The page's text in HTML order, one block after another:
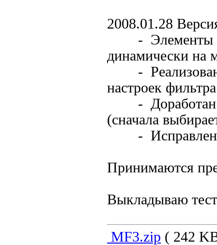
2008.01.28
- Элементы
динамически на
- Реализована
настроек фильтра
- Доработан
(сначала
- Исправлены
Принимаются
Выкладываю
MF3.zip ( 242